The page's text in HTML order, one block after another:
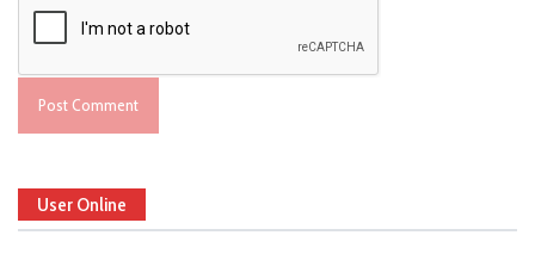
User Online